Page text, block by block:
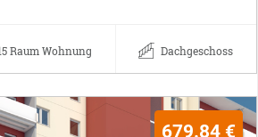
Raum Wohnung Dachgeschoss
679.84 €